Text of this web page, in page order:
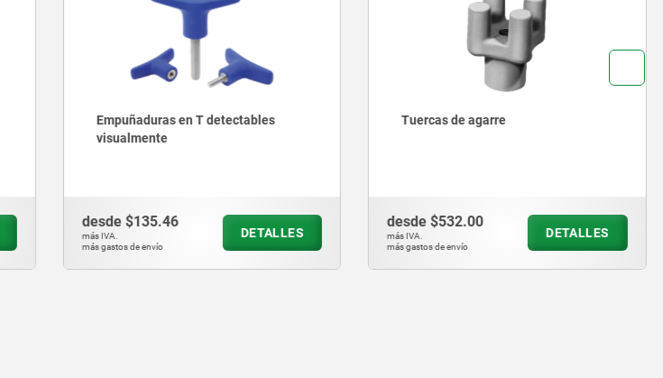
Tuercas de agarre
desde$532.00
más IVA.
más gastos de envío
DETALLES
Empuñadura en T con rosca interior
desde$258.52
más IVA.
más gastos de envío
DETALLES